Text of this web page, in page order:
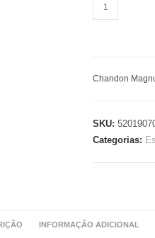
Chandon
SKU:
Categorias:
INFORMAÇÃO ADICIONAL